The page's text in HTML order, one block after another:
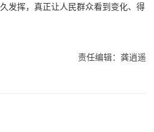
发挥，真正让人民群众看到变化、得
责任编辑：龚逍遥